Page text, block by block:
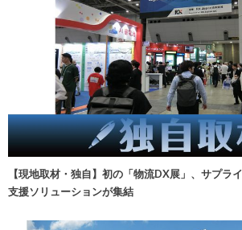
【現地取材・独自】初の「物流DX展」、サプラ
支援ソリューションが集結